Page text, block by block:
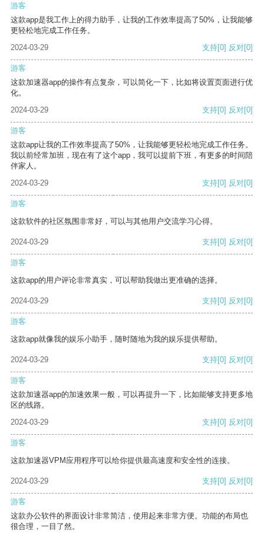
游客
这款app是我工作上的得力助手，让我的工作效率提高了50%，让我能够
更轻松地完成工作任务。
2024-03-29
支持[0] 反对[0]
游客
这款加速器app的操作有点复杂，可以简化一下，比如将设置页面进行优
化。
2024-03-29
支持[0] 反对[0]
游客
这款app让我的工作效率提高了50%，让我能够更轻松地完成工作任务。
我以前经常加班，现在有了这个app，我可以提前下班，有更多的时间陪
伴家人。
2024-03-29
支持[0] 反对[0]
游客
这款软件的社区氛围非常好，可以与其他用户交流学习心得。
2024-03-29 支持[0] 反对[0]
游客
这款app的用户评论非常真实，可以帮助我做出更准确的选择。
2024-03-29 支持[0] 反对[0]
游客
这款app就像我的娱乐小助手，随时随地为我的娱乐提供帮助。
2024-03-29 支持[0] 反对[0]
游客
这款加速器app的加速效果一般，可以再提升一下，比如能够支持更多地
区的线路。
2024-03-29
支持[0] 反对[0]
游客
这款加速器VPM应用程序可以给你提供最高速度和安全性的连接。
2024-03-29 支持[0] 反对[0]
游客
这款办公软件的界面设计非常简洁，使用起来非常方便。功能的布局也
很合理，一目了然。